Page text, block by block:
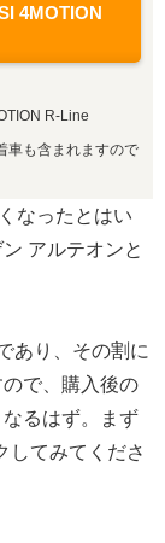
4MOTION
R-Line
車も含まれますので
なったとはい
アルテオンと
あり、その割に
で、購入後の
なるはず。まず
してみてくださ